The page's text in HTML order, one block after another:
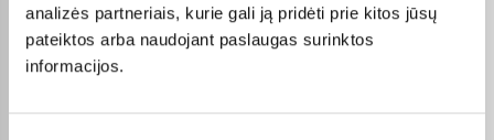
analizės partneriais, kurie gali ją pridėti prie kitos jūsų
pateiktos arba naudojant paslaugas surinktos
informacijos.
Viskas sklandžiai ir greitai, niekada nenuvilia
Tomas D.